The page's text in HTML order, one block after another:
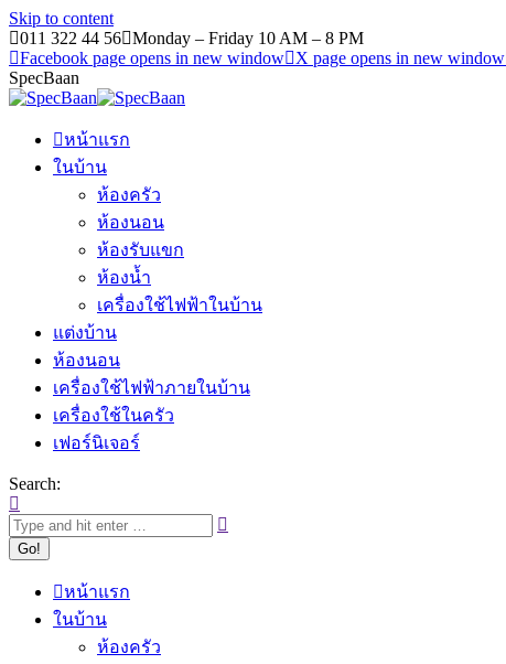
Skip to content
011 322 44 56 Monday – Friday 10 AM – 8 PM
Facebook page opens in new window
X page opens in new window
SpecBaan
หน้าแรก
ในบ้าน
ห้องครัว
ห้องนอน
ห้องรับแขก
ห้องน้ำ
เครื่องใช้ไฟฟ้าในบ้าน
แต่งบ้าน
ห้องนอน
เครื่องใช้ไฟฟ้าภายในบ้าน
เครื่องใช้ในครัว
เฟอร์นิเจอร์
Search:
หน้าแรก
ในบ้าน
ห้องครัว